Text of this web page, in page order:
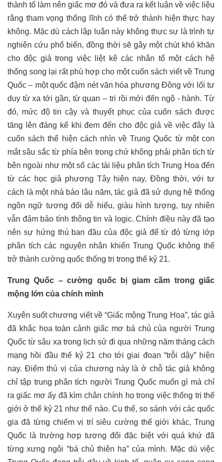
thành tố làm nên giấc mơ đó và đưa ra kết luận về việc liệu
rằng tham vọng thống lĩnh có thể trở thành hiện thực hay
không. Mặc dù cách lập luận này không thực sự là trình tự
nghiên cứu phổ biến, đồng thời sẽ gây một chút khó khăn
cho độc giả trong việc liệt kê các nhân tố một cách hệ
thống song lại rất phù hợp cho một cuốn sách viết về Trung
Quốc – một quốc đậm nét văn hóa phương Đông với lối tư
duy từ xa tới gần, từ quan – tri rồi mới đến ngộ - hành. Từ
đó, mức độ tin cậy và thuyết phục của cuốn sách được
tăng lên đáng kể khi đem đến cho độc giả về việc đây là
cuốn sách thể hiện cách nhìn về Trung Quốc từ một con
mắt sâu sắc từ phía bên trong chứ không phải phân tích từ
bên ngoài như một số các tài liệu phân tích Trung Hoa đến
từ các học giả phương Tây hiện nay. Đồng thời, với tư
cách là một nhà báo lâu năm, tác giả đã sử dụng hệ thống
ngôn ngữ tương đối dễ hiểu, giàu hình tượng, tuy nhiên
vẫn đảm bảo tính thông tin và logic. Chính điều này đã tạo
nên sự hứng thú ban đầu của độc giả để từ đó từng lớp
phân tích các nguyên nhân khiến Trung Quốc không thể
trở thành cường quốc thống trị trong thế kỷ 21.
Trung Quốc – cường quốc bị giam cầm trong giấc
mộng lớn của chính mình
Xuyên suốt chương viết về “Giấc mộng Trung Hoa”, tác giả
đã khắc họa toàn cảnh giấc mơ bá chủ của người Trung
Quốc từ sâu xa trong lịch sử đi qua những năm tháng cách
mạng hồi đầu thế kỷ 21 cho tới giai đoạn “trỗi dậy” hiện
nay. Điểm thú vị của chương này là ở chỗ tác giả không
chỉ tập trung phân tích người Trung Quốc muốn gì mà chỉ
ra giấc mơ ấy đã kìm chân chính họ trong việc thống trị thế
giới ở thế kỷ 21 như thế nào. Cụ thể, so sánh với các quốc
gia đã từng chiếm vị trí siêu cường thế giới khác, Trung
Quốc là trường hợp tương đối đặc biệt với quá khứ đã
từng xưng ngôi “bá chủ thiên hạ” của mình. Mặc dù việc